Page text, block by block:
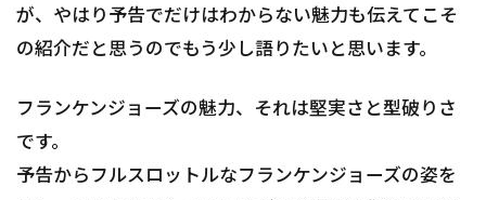
が、やはり予告でだけはわからない魅力も伝えてこそ
の紹介だと思うのでもう少し語りたいと思います。
フランケンジョーズの魅力、それは堅実さと型破りさ
です。
予告からフルスロットルなフランケンジョーズの姿を